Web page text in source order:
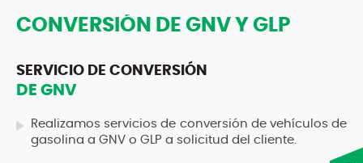
CONVERSIÓN DE GNV Y GLP
SERVICIO DE CONVERSIÓN
DE GNV
Realizamos servicios de conversión de vehículos de
gasolina a GNV o GLP a solicitud del cliente.